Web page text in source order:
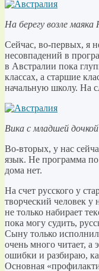
На берегу возле
Сейчас, во-первых, я
несовпадений в
в Австралии пока
классах, а старшие
начальную школу. На
Вика с младшей
Во-вторых, у нас
язык. Не программа
дома нет.
На счет русского у
творческий человек у
не только набирает
пока могу судить,
Сыну только
очень много читает, а
ошибки и разбираю,
Основная